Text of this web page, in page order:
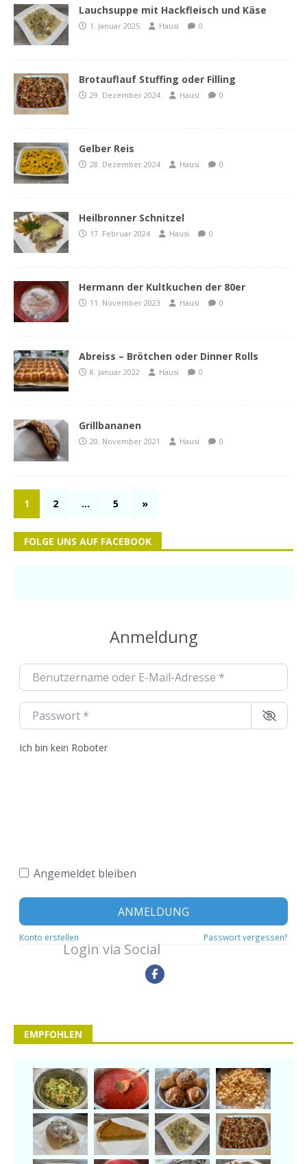
Lauchsuppe mit Hackfleisch und Käse
1. Januar 2025 Hausi 0
Brotauflauf Stuffing oder Filling
29. Dezember 2024 Hausi 0
Gelber Reis
28. Dezember 2024 Hausi 0
Heilbronner Schnitzel
17. Februar 2024 Hausi 0
Hermann der Kultkuchen der 80er
11. November 2023 Hausi 0
Abreiss – Brötchen oder Dinner Rolls
8. Januar 2022 Hausi 0
Grillbananen
20. November 2021 Hausi 0
1 2 … 5 »
FOLGE UNS AUF FACEBOOK
Anmeldung
Benutzername oder E-Mail-Adresse
Passwort
Ich bin kein Roboter
Angemeldet bleiben
ANMELDUNG
Konto erstellen Passwort vergessen?
Login via Social
EMPFOHLEN